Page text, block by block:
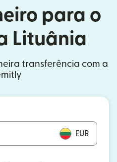
para o
Lituânia
transferência com a
EUR